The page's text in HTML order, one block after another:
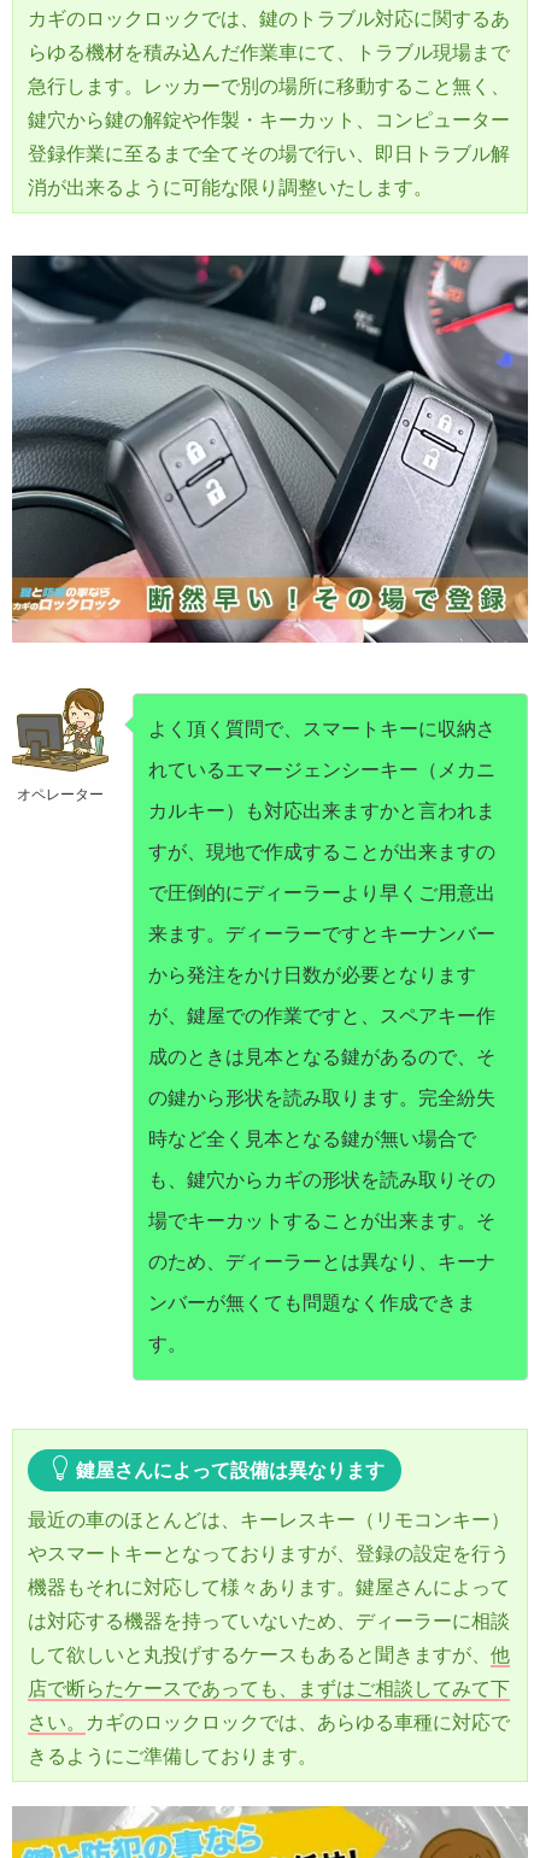
カギのロックロックでは、鍵のトラブル対応に関するあ
らゆる機材を積み込んだ作業車にて、トラブル現場まで
急行します。レッカーで別の場所に移動すること無く、
鍵穴から鍵の解錠や作製・キーカット、コンピューター
登録作業に至るまで全てその場で行い、即日トラブル解
消が出来るように可能な限り調整いたします。
オペレーター
よく頂く質問で、スマートキーに収納さ
れているエマージェンシーキー（メカニ
カルキー）も対応出来ますかと言われま
すが、現地で作成することが出来ますの
で圧倒的にディーラーより早くご用意出
来ます。ディーラーですとキーナンバー
から発注をかけ日数が必要となります
が、鍵屋での作業ですと、スペアキー作
成のときは見本となる鍵があるので、そ
の鍵から形状を読み取ります。完全紛失
時など全く見本となる鍵が無い場合で
も、鍵穴からカギの形状を読み取りその
場でキーカットすることが出来ます。そ
のため、ディーラーとは異なり、キーナ
ンバーが無くても問題なく作成できま
す。
鍵屋さんによって設備は異なります
最近の車のほとんどは、キーレスキー（リモコンキー）
やスマートキーとなっておりますが、登録の設定を行う
機器もそれに対応して様々あります。鍵屋さんによって
は対応する機器を持っていないため、ディーラーに相談
して欲しいと丸投げするケースもあると聞きますが、 他
店で断らたケースであっても、まずはご相談してみて下
さい。
カギのロックロックでは、あらゆる車種に対応で
きるようにご準備しております。